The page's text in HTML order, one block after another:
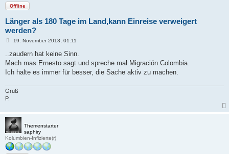
Offline
Länger als 180 Tage im Land,kann Einreise verweigert
werden?
B
i
r
a
19. November 2013, 01:11
..zaudern hat keine Sinn.
Mach mas Ernesto sagt und spreche mal Migración Colombia.
Ich halte es immer für besser, die Sache aktiv zu machen.
Gruß
P.
Themenstarter
saphiry
Kolumbien-Infizierte(r)